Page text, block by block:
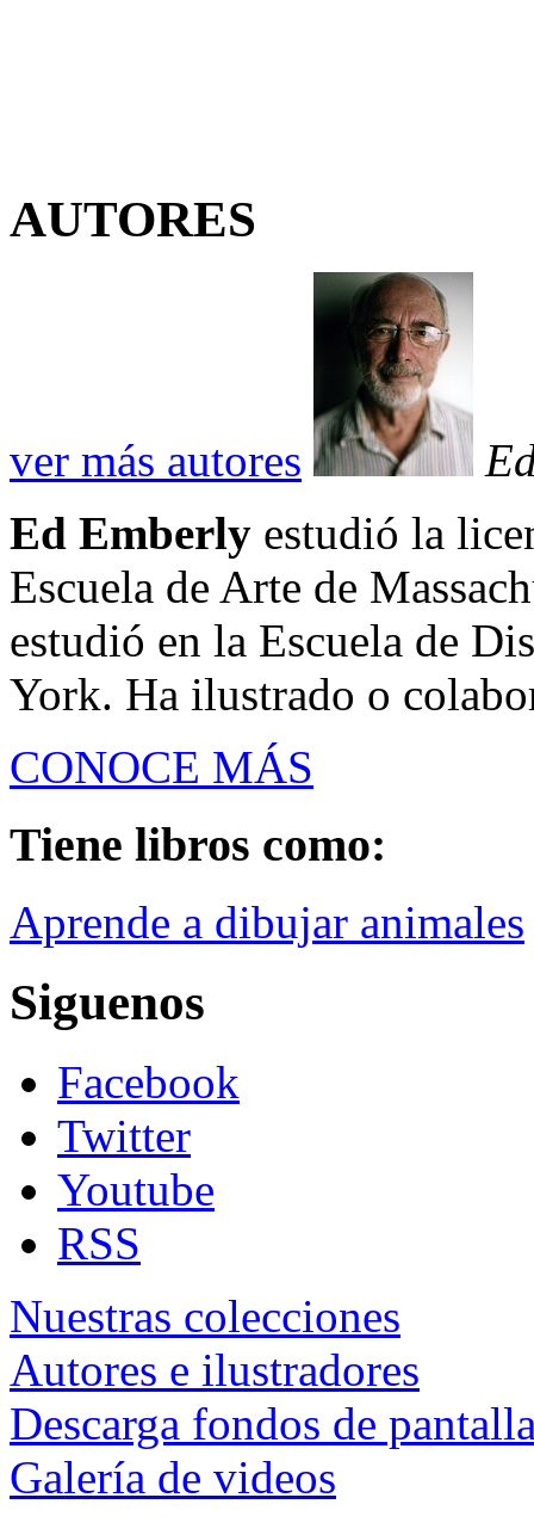
AUTORES
ver más autores
Ed Emberly estudió la
Escuela de Arte de
estudió en la Escuela de
York. Ha ilustrado o
CONOCE MÁS
Tiene libros como:
Aprende a dibujar animales
Siguenos
Facebook
Twitter
Youtube
RSS
Nuestras colecciones
Autores e ilustradores
Descarga fondos de
Galería de videos